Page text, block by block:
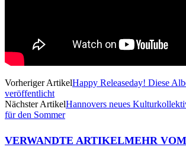
Vorheriger ArtikelHappy Releaseday! Diese
veröffentlicht
Nächster ArtikelHannovers neues
für den Sommer
VERWANDTE ARTIKELMEHR